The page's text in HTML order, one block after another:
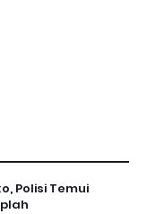
Polisi Temui